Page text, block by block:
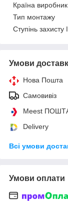
Країна виробник
Тип монтажу
Ступінь захисту
Умови
Нова Пошта
Самовивіз
Meest
Delivery
Всі умови
Умови оплати